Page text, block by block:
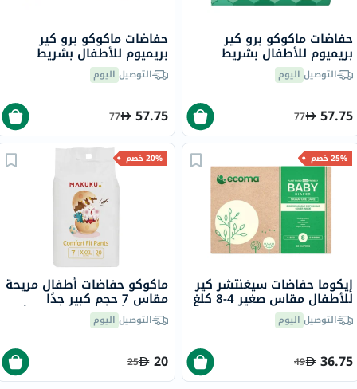
حفاضات ماكوكو برو كير
بريميوم للأطفال بشريط
لاصق، مقاس 2، حجم صغير التوصيل اليوم
57.75
77
حفاضات ماكوكو برو كير
بريميوم للأطفال بشريط
لاصق، مقاس 3، حجم متوسط ​​ التوصيل اليوم
57.75
77
25% خصم
إيكوما حفاضات سيغنتشر كير
للأطفال مقاس صغير 4-8 كلغ
حزمة من 22 قطعة
التوصيل اليوم
36.75
49
20% خصم
ماكوكو حفاضات أطفال مريحة
مقاس 7 حجم كبير جدًا
(3إكس أل) لوزن 17 كلغ فأكثر
حزمة من 20 قطعة
التوصيل اليوم
20
25